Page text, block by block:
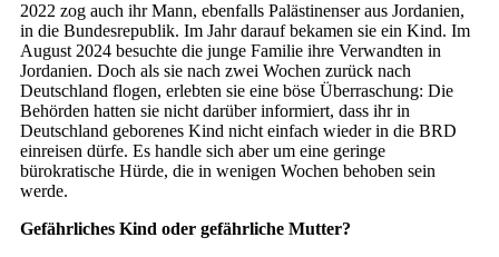
2022 zog auch ihr Mann, ebenfalls Palästinenser aus Jordanien,
in die Bundesrepublik. Im Jahr darauf bekamen sie ein Kind. Im
August 2024 besuchte die junge Familie ihre Verwandten in
Jordanien. Doch als sie nach zwei Wochen zurück nach
Deutschland flogen, erlebten sie eine böse Überraschung: Die
Behörden hatten sie nicht darüber informiert, dass ihr in
Deutschland geborenes Kind nicht einfach wieder in die BRD
einreisen dürfe. Es handle sich aber um eine geringe
bürokratische Hürde, die in wenigen Wochen behoben sein
werde.
Gefährliches Kind oder gefährliche Mutter?